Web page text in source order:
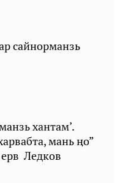
сайнорманзь
хантам’.
мань ӊо”
ерв Ледков